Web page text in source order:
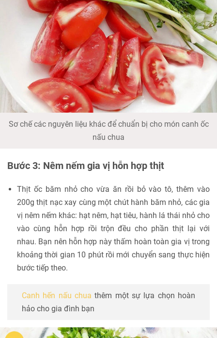
Sơ chế các nguyên liệu khác để chuẩn bị cho món canh ốc
nấu chua
Bước 3: Nêm nếm gia vị hỗn hợp thịt
Thịt ốc băm nhỏ cho vừa ăn rồi bỏ vào tô, thêm vào
200g thịt nạc xay cùng một chút hành băm nhỏ, các gia
vị nêm nếm khác: hạt nêm, hạt tiêu, hành lá thái nhỏ cho
vào cùng hỗn hợp rồi trộn đều cho phần thịt lại với
nhau. Bạn nên hỗn hợp này thấm hoàn toàn gia vị trong
khoảng thời gian 10 phút rồi mới chuyển sang thực hiện
bước tiếp theo.
Canh hến nấu chua thêm một sự lựa chọn hoàn
hảo cho gia đình bạn